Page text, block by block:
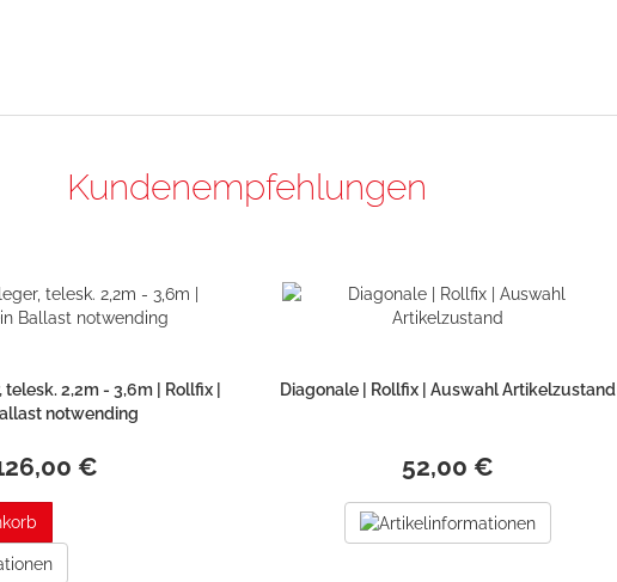
Kundenempfehlungen
2,2m - 3,6m | Rollfix |
notwending
€
Diagonale | Rollfix | Auswahl Artikelzustand
52,00 €